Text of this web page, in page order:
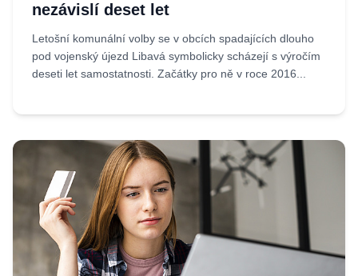
nezávislí deset let
Letošní komunální volby se v obcích spadajících dlouho
pod vojenský újezd Libavá symbolicky scházejí s výročím
deseti let samostatnosti. Začátky pro ně v roce 2016...